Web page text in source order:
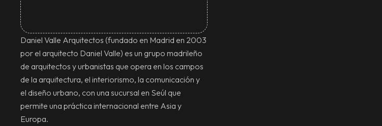
Daniel Valle Arquitectos (fundado en Madrid en 2003
por el arquitecto Daniel Valle) es un grupo madrileño
de arquitectos y urbanistas que opera en los campos
de la arquitectura, el interiorismo, la comunicación y
el diseño urbano, con una sucursal en Seúl que
permite una práctica internacional entre Asia y
Europa.